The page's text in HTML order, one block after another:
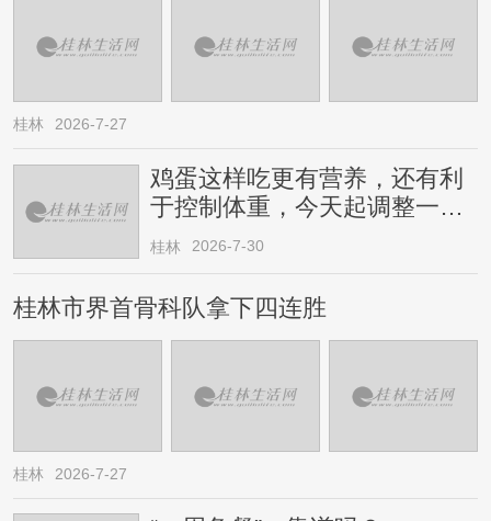
桂林 2026-7-27
鸡蛋这样吃更有营养，还有利
于控制体重，今天起调整一下
→
桂林 2026-7-30
桂林市界首骨科队拿下四连胜
桂林 2026-7-27